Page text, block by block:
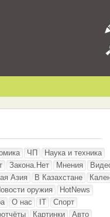
ЧП
Наука и техника
Закона.Нет Мнения
Азия В Казахстане
оружия
HotNews
О нас IT
Спорт
Картинки
Авто